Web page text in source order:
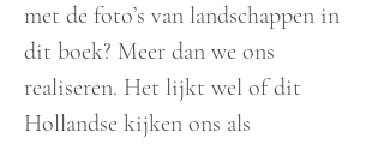
met de foto’s van landschappen in
dit boek? Meer dan we ons
realiseren. Het lijkt wel of dit
Hollandse kijken ons als